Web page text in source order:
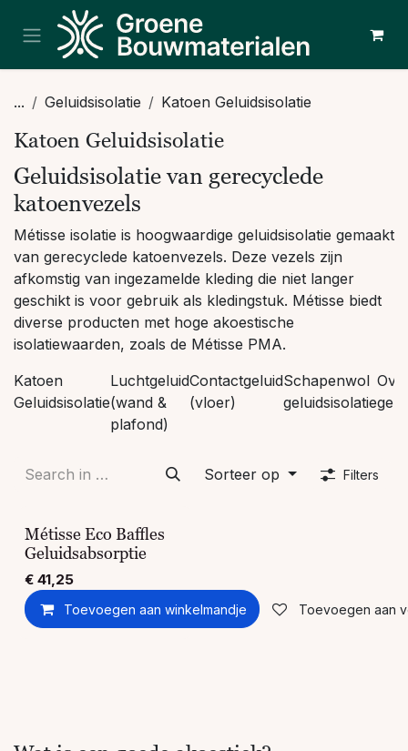
Overslaan naar inhoud
... Geluidsisolatie Katoen Geluidsisolatie
Katoen Geluidsisolatie
Geluidsisolatie van gerecyclede
katoenvezels
Métisse isolatie is hoogwaardige geluidsisolatie gemaakt
van gerecyclede katoenvezels. Deze vezels zijn
afkomstig van ingezamelde kleding die niet langer
geschikt is voor gebruik als kledingstuk. Métisse biedt
diverse producten met hoge akoestische
isolatiewaarden, zoals de Métisse PMA.
Katoen
Geluidsisolatie
Luchtgeluid
(wand &
plafond)
Contactgeluid
(vloer)
Schapenwol
geluidsisolatie
Sorteer op Filters
Métisse Eco Baffles
Geluidsabsorptie
€ 41,25
Toevoegen aan winkelmandje Toevoegen aan